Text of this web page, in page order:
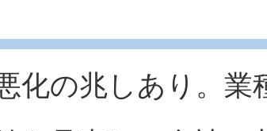
化の兆しあり。業